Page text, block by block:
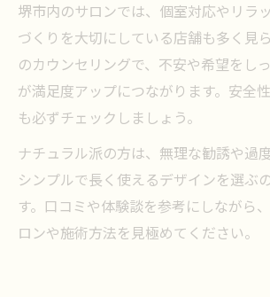
堺市内のサロンでは、個室対応やリラ
づくりを大切にしている店舗も多く見
のカウンセリングで、不安や希望をし
が満足度アップにつながります。安全
も必ずチェックしましょう。
ナチュラル派の方は、無理な勧誘や過
シンプルで長く使えるデザインを選ぶ
す。口コミや体験談を参考にしながら
ロンや施術方法を見極めてください。